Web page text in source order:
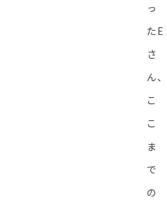
っ
たE
さ
ん、
こ
こ
ま
で
の